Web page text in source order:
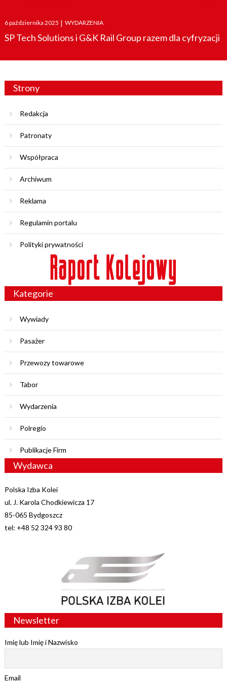
Posted
on
6 października 2025 | WYDARZENIA
SP Tech Solutions i G&K Rail Group razem dla cyfryzacji
Strony
Redakcja
Patronaty
Współpraca
Archiwum
Reklama
Regulamin portalu
Polityki prywatności
Kategorie
Wywiady
Pasażer
Przewozy towarowe
Tabor
Wydarzenia
Polregio
Publikacje Firm
Wydawca
Polska Izba Kolei
ul. J. Karola Chodkiewicza 17
85-065 Bydgoszcz
tel: +48 52 324 93 80
Newsletter
Imię lub Imię i Nazwisko
Email